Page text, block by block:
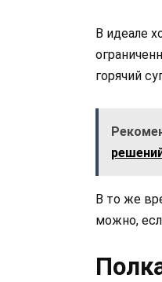
В идеале
горячий
В то же
можно,